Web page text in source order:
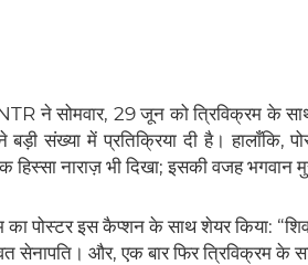
ने सोमवार, 29 जून को त्रिविक्रम के
संख्या में प्रतिक्रिया दी है। हालाँकि,
हिस्सा नाराज़ भी दिखा; इसकी वजह भगवान
पोस्टर इस कैप्शन के साथ शेयर किया:
सेनापति। और, एक बार फिर त्रिविक्रम